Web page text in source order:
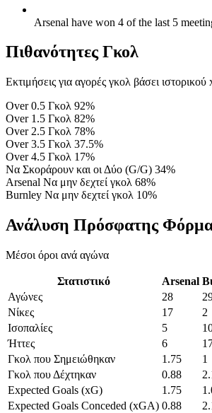
Arsenal have won 4 of the last 5
Πιθανότητες Γκολ
Εκτιμήσεις για αγορές γκολ βάσει ιστορικού
Over 0.5 Γκολ 92%
Over 1.5 Γκολ 82%
Over 2.5 Γκολ 78%
Over 3.5 Γκολ 37.5%
Over 4.5 Γκολ 17%
Να Σκοράρουν και οι Δύο (G/G) 34%
Arsenal Να μην δεχτεί γκολ 68%
Burnley Να μην δεχτεί γκολ 10%
Ανάλυση Πρόσφατης
Μέσοι όροι ανά αγώνα
Στατιστικό Arsenal
Αγώνες
28
Νίκες
17
2
Ισοπαλίες
5
Ήττες
6
Γκολ που Σημειώθηκαν
1.75
1
Γκολ που Δέχτηκαν
0.88
Expected Goals (xG)
1.75
Expected Goals Conceded (xGA) 0.88